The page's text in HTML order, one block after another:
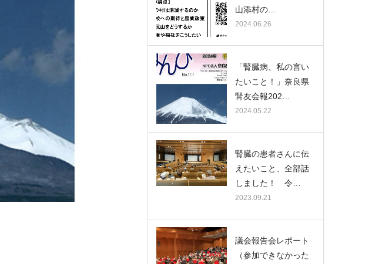
山添村の…
2024.06.26
「腎臓病、私の言い
たいこと！」奈良県
腎友会報202…
2024.05.22
腎臓の患者さんに伝
えたいこと、全部話
しました！ 令…
2023.09.21
議会報告会レポート
（参加できなかった